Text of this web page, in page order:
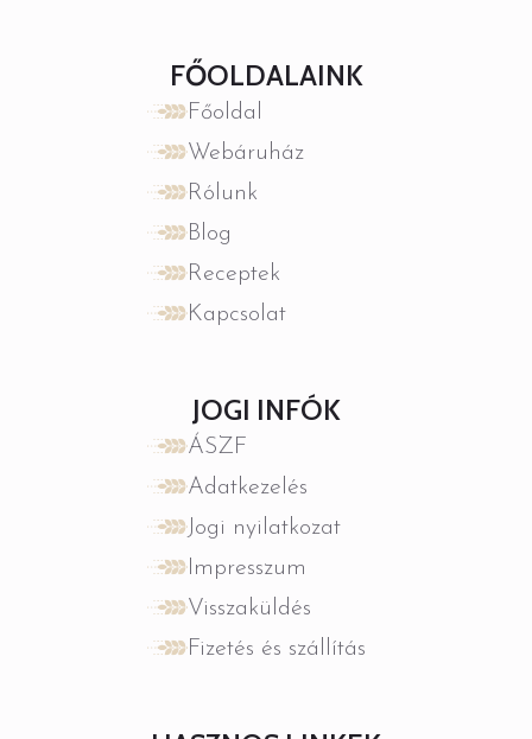
FŐOLDALAINK
Főoldal
Webáruház
Rólunk
Blog
Receptek
Kapcsolat
JOGI INFÓK
ÁSZF
Adatkezelés
Jogi nyilatkozat
Impresszum
Visszaküldés
Fizetés és szállítás